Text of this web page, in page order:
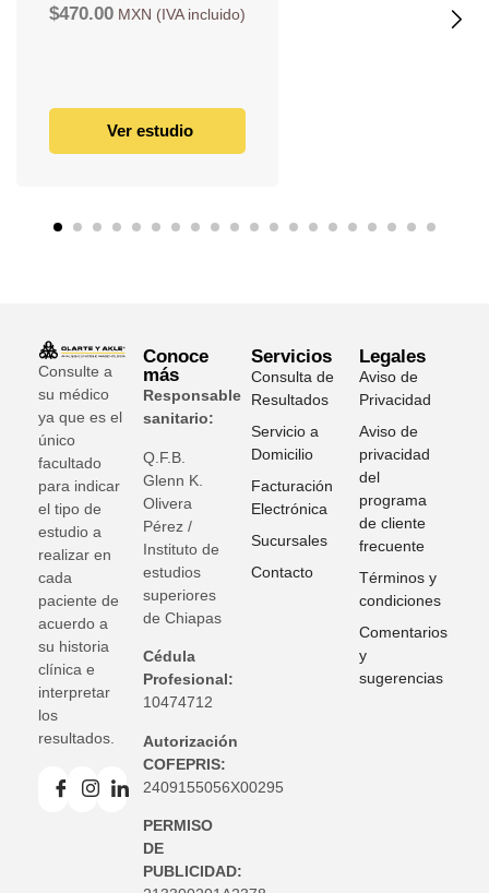
$470.00
Ver estudio
Consulte a
su médico
ya que es el
único
facultado
para indicar
el tipo de
estudio a
realizar en
cada
paciente de
acuerdo a
su historia
clínica e
interpretar
los
resultados.
Conoce
más
Responsable
sanitario:
Q.F.B.
Glenn K
Olivera
Pérez /
Instituto de
estudios
superiores
de Chiapas
Cédula
Profesional:
10474712
Autorización
COFEPRIS:
2409155056X00295
PERMISO
DE
PUBLICIDAD:
Servicios
Consulta de
Resultados
Servicio a
Domicilio
Facturación
Electrónica
Sucursales
Contacto
Legales
Aviso de
Privacidad
Aviso de
privacidad
del
programa
de cliente
frecuente
Términos y
condiciones
Comentarios
y
sugerencias